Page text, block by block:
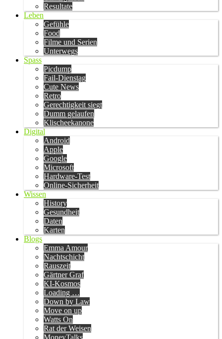
Resultate
Leben
Gefühle
Food
Filme und Serien
Unterwegs
Spass
Picdump
Fail-Dienstag
Cute News
Retro
Gerechtigkeit siegt
Dumm gelaufen
Klischeekanone
Digital
Android
Apple
Google
Microsoft
Hardware-Test
Online-Sicherheit
Wissen
History
Gesundheit
Daten
Karten
Blogs
Emma Amour
Nachtschicht
Rauszeit
Gärtner Graf
KI-Kosmos
Loading …
Down by Law
Move on up
Watts On
Rat der Weisen
MoneyTalks